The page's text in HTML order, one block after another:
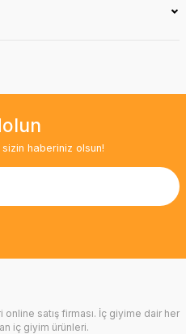
haberiniz olsun!
satış firması. İç giyime dair her
iç giyim ürünleri.